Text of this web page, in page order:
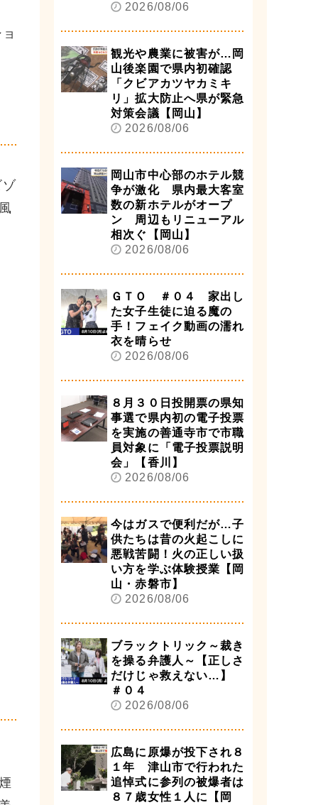
2026/08/06
観光や農業に被害が…岡
山後楽園で県内初確認
「クビアカツヤカミキ
リ」拡大防止へ県が緊急
対策会議【岡山】
2026/08/06
岡山市中心部のホテル競
争が激化 県内最大客室
数の新ホテルがオープ
ン 周辺もリニューアル
相次ぐ【岡山】
2026/08/06
ＧＴＯ ＃０４ 家出し
た女子生徒に迫る魔の
手！フェイク動画の濡れ
衣を晴らせ
2026/08/06
８月３０日投開票の県知
事選で県内初の電子投票
を実施の善通寺市で市職
員対象に「電子投票説明
会」【香川】
2026/08/06
今はガスで便利だが…子
供たちは昔の火起こしに
悪戦苦闘！火の正しい扱
い方を学ぶ体験授業【岡
山・赤磐市】
2026/08/06
ブラックトリック～裁き
を操る弁護人～【正しさ
だけじゃ救えない…】
＃０４
2026/08/06
広島に原爆が投下され８
１年 津山市で行われた
追悼式に参列の被爆者は
８７歳女性１人に【岡